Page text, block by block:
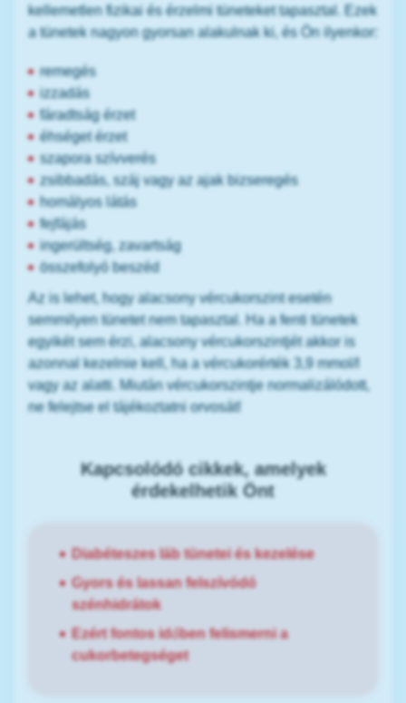
kellemetlen fizikai és érzelmi tüneteket tapasztal. Ezek
a tünetek nagyon gyorsan alakulnak ki, és Ön ilyenkor:
remegés
izzadás
fáradtság érzet
éhséget érzet
szapora szívverés
zsibbadás, száj vagy az ajak bizseregés
homályos látás
fejfájás
ingerültség, zavartság
összefolyó beszéd
Az is lehet, hogy alacsony vércukorszint esetén
semmilyen tünetet nem tapasztal. Ha a fenti tünetek
egyikét sem érzi, alacsony vércukorszintjét akkor is
azonnal kezelnie kell, ha a vércukorérték 3,9 mmol/l
vagy az alatti. Miután vércukorszintje normalizálódott,
ne felejtse el tájékoztatni orvosát!
Kapcsolódó cikkek, amelyek
érdekelhetik Önt
Diabéteszes láb tünetei és kezelése
Gyors és lassan felszívódó
szénhidrátok
Ezért fontos időben felismerni a
cukorbetegséget